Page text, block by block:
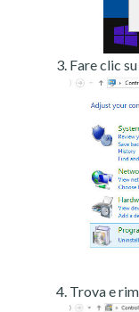
Fare clic
Trova e